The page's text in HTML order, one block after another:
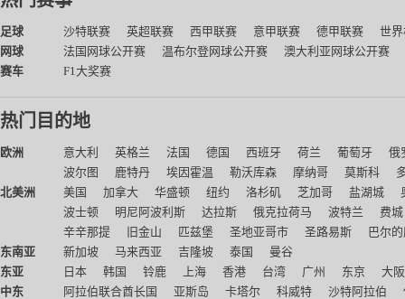
足球 沙特联赛 英超联赛 西甲联赛 意甲联赛 德甲联赛
世
网球
法国网球公开赛 温布尔登网球公开赛
澳大利亚网球公开赛
赛车
F1大奖赛
热门目的地
欧洲 意大利 英格兰 法国 德国 西班牙 荷兰 葡萄牙
俄
波尔图
鹿特丹 埃因霍温 勒沃库森 摩纳哥 莫斯科
北美洲
美国 加拿大 华盛顿 纽约 洛杉矶 芝加哥 盐湖城
波士顿
明尼阿波利斯 达拉斯 俄克拉荷马 波特兰
费城
辛辛那提
旧金山 匹兹堡 圣地亚哥市 圣路易斯
巴尔
东南亚
新加坡 马来西亚 吉隆坡 泰国
曼谷
东亚
日本 韩国 铃鹿 上海 香港 台湾 广州 东京
大阪
中东
阿拉伯联合酋长国 亚斯岛 卡塔尔 科威特 沙特阿拉伯